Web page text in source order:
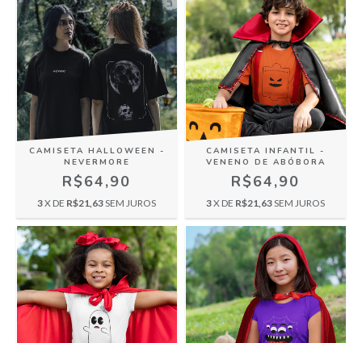
CAMISETA HALLOWEEN -
NEVERMORE
R$64,90
3X DE R$21,63SEM JUROS
CAMISETA INFANTIL -
VENENO DE ABÓBORA
R$64,90
3X DE R$21,63SEM JUROS